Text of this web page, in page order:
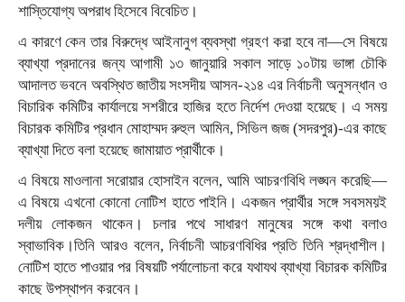
শাস্তিযোগ্য অপরাধ হিসেবে বিবেচিত।
এ কারণে কেন তার বিরুদ্ধে আইনানুগ ব্যবস্থা গ্রহণ করা হবে না—সে বিষয়ে
ব্যাখ্যা প্রদানের জন্য আগামী ১৩ জানুয়ারি সকাল সাড়ে ১০টায় ভাঙ্গা চৌকি
আদালত ভবনে অবস্থিত জাতীয় সংসদীয় আসন-২১৪ এর নির্বাচনী অনুসন্ধান ও
বিচারিক কমিটির কার্যালয়ে সশরীরে হাজির হতে নির্দেশ দেওয়া হয়েছে। এ সময়
বিচারক কমিটির প্রধান মোহাম্মদ রুহুল আমিন, সিভিল জজ (সদরপুর)-এর কাছে
ব্যাখ্যা দিতে বলা হয়েছে জামায়াত প্রার্থীকে।
এ বিষয়ে মাওলানা সরোয়ার হোসাইন বলেন, আমি আচরণবিধি লঙ্ঘন করেছি—
এ বিষয়ে এখনো কোনো নোটিশ হাতে পাইনি। একজন প্রার্থীর সঙ্গে সবসময়ই
দলীয় লোকজন থাকেন। চলার পথে সাধারণ মানুষের সঙ্গে কথা বলাও
স্বাভাবিক।তিনি আরও বলেন, নির্বাচনী আচরণবিধির প্রতি তিনি শ্রদ্ধাশীল।
নোটিশ হাতে পাওয়ার পর বিষয়টি পর্যালোচনা করে যথাযথ ব্যাখ্যা বিচারক কমিটির
কাছে উপস্থাপন করবেন।